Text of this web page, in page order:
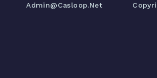
Admin@casloop.net